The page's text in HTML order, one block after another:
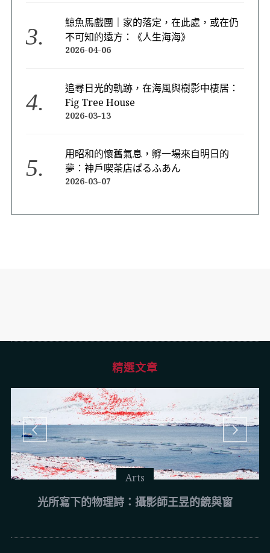
鯨魚馬戲團｜家的落定，在此處，或在仍
不可知的遠方：《人生海海》
2026-04-06
追尋日光的軌跡，在海風與樹影中棲居：
Fig Tree House
2026-03-13
用昭和的懷舊氣息，孵一場來自明日的
夢：神戶喫茶店ぱるふあん
2026-03-07
精選文章
Arts
光所寫下的物理詩：攝影師王昱的鏡與窗